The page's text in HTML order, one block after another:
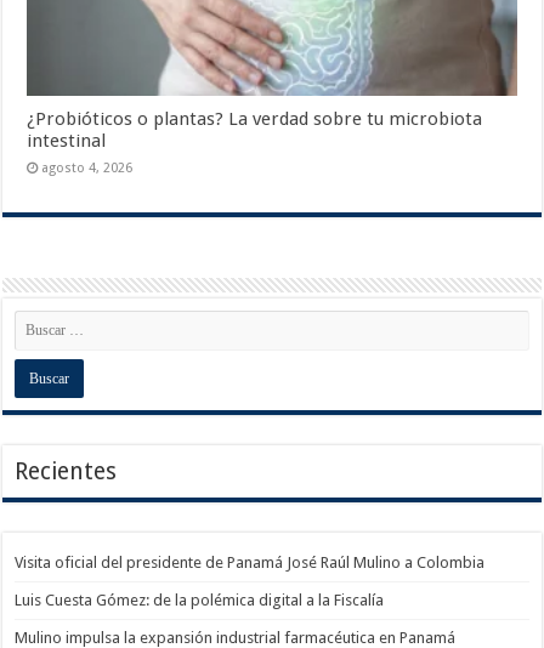
¿Probióticos o plantas? La verdad sobre tu microbiota
intestinal
agosto 4, 2026
Recientes
Visita oficial del presidente de Panamá José Raúl Mulino a Colombia
Luis Cuesta Gómez: de la polémica digital a la Fiscalía
Mulino impulsa la expansión industrial farmacéutica en Panamá